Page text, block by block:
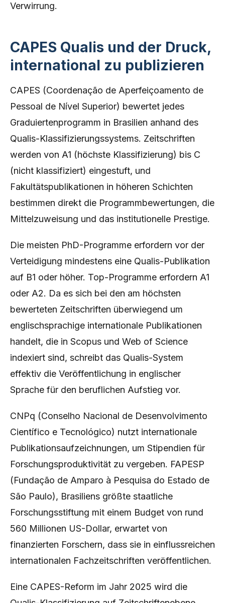
Verwirrung.
CAPES Qualis und der Druck,
international zu publizieren
CAPES (Coordenação de Aperfeiçoamento de
Pessoal de Nível Superior) bewertet jedes
Graduiertenprogramm in Brasilien anhand des
Qualis-Klassifizierungssystems. Zeitschriften
werden von A1 (höchste Klassifizierung) bis C
(nicht klassifiziert) eingestuft, und
Fakultätspublikationen in höheren Schichten
bestimmen direkt die Programmbewertungen, die
Mittelzuweisung und das institutionelle Prestige.
Die meisten PhD-Programme erfordern vor der
Verteidigung mindestens eine Qualis-Publikation
auf B1 oder höher. Top-Programme erfordern A1
oder A2. Da es sich bei den am höchsten
bewerteten Zeitschriften überwiegend um
englischsprachige internationale Publikationen
handelt, die in Scopus und Web of Science
indexiert sind, schreibt das Qualis-System
effektiv die Veröffentlichung in englischer
Sprache für den beruflichen Aufstieg vor.
CNPq (Conselho Nacional de Desenvolvimento
Científico e Tecnológico) nutzt internationale
Publikationsaufzeichnungen, um Stipendien für
Forschungsproduktivität zu vergeben. FAPESP
(Fundação de Amparo à Pesquisa do Estado de
São Paulo), Brasiliens größte staatliche
Forschungsstiftung mit einem Budget von rund
560 Millionen US-Dollar, erwartet von
finanzierten Forschern, dass sie in einflussreichen
internationalen Fachzeitschriften veröffentlichen.
Eine CAPES-Reform im Jahr 2025 wird die